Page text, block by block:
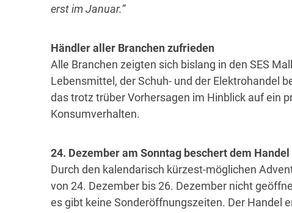
erst im Januar.“
Händler aller Branchen zufrieden
Alle Branchen zeigten sich bislang in den SES
Lebensmittel, der Schuh- und der Elektrohandel
das trotz trüber Vorhersagen im Hinblick auf ein
Konsumverhalten.
24. Dezember am Sonntag beschert dem
Durch den kalendarisch kürzest-möglichen
von 24. Dezember bis 26. Dezember nicht
es gibt keine Sonderöffnungszeiten. Der Handel